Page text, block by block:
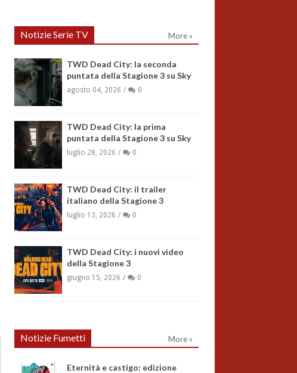
Notizie Serie TV More »
TWD Dead City: la seconda
puntata della Stagione 3 su Sky
agosto 04, 2026 0
TWD Dead City: la prima
puntata della Stagione 3 su Sky
luglio 28, 2026 0
TWD Dead City: il trailer
italiano della Stagione 3
luglio 13, 2026 0
TWD Dead City: i nuovi video
della Stagione 3
giugno 15, 2026 0
Notizie Fumetti More »
Eternità e castigo: edizione